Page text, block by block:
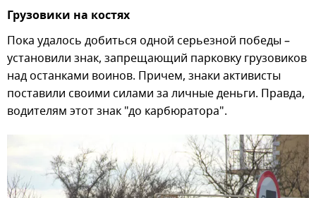
Грузовики на костях
Пока удалось добиться одной серьезной победы –
установили знак, запрещающий парковку грузовиков
над останками воинов. Причем, знаки активисты
поставили своими силами за личные деньги. Правда,
водителям этот знак "до карбюратора".